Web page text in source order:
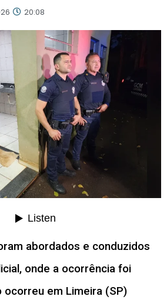
20:08
abordados e conduzidos
onde a ocorrência foi
ocorreu em Limeira (SP)